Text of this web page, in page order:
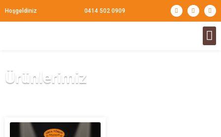
Hoşgeldiniz 0414 502 0909
Ürünlerimiz